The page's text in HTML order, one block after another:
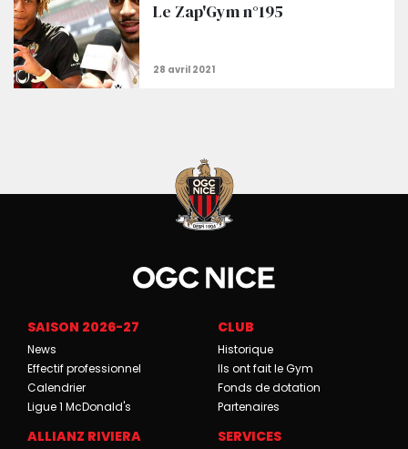
Le Zap'Gym n°195
SAISON 2026-27
News
Effectif professionnel
Calendrier
Ligue 1 McDonald's
CLUB
Historique
Ils ont fait le Gym
Fonds de dotation
Partenaires
ALLIANZ RIVIERA SERVICES